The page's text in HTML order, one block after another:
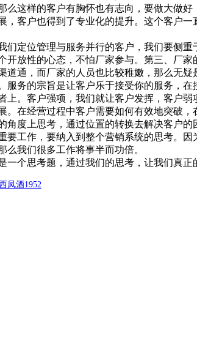
么这样的客户有胸怀也有志向，要做大做
，客户也得到了专业化的提升。这个客户
位管理与服务并行的客户，我们要侧重
放性的心态，不怕厂家参与。第三、厂
，而厂家的人员也比较稚嫩，那么无疑
服务的宗旨是让客户乐于接受你的服务，
。客户强项，我们就让客户发挥，客户
经营过程中客户需要如何有效地突破，
度上思考，通过位置的转换去解决客户的
作，要纳入到整个营销系统的思考。因
我们很多工作将事半而功倍。
思考题，通过我们的思考，让我们真正
凤酒1952